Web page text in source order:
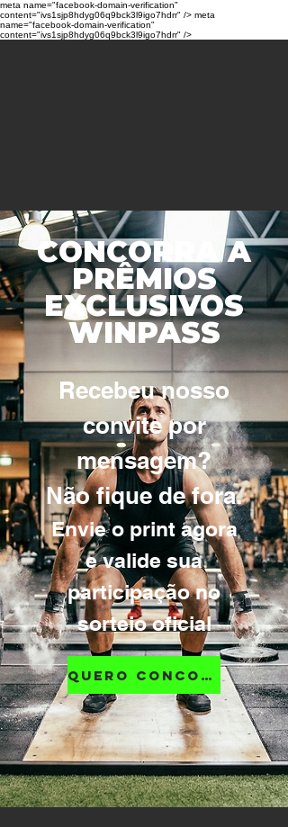
meta name="facebook-domain-verification"
content="ivs1sjp8hdyg06q9bck3l9igo7hdrr" /> meta
name="facebook-domain-verification"
content="ivs1sjp8hdyg06q9bck3l9igo7hdrr" />
CONCORRA A
PRÊMIOS
EXCLUSIVOS
WINPASS
Recebeu nosso
convite por
mensagem?
Não fique de fora.
Envie o print agora
e valide sua
participação no
sorteio oficial
Quero concorrer agora!